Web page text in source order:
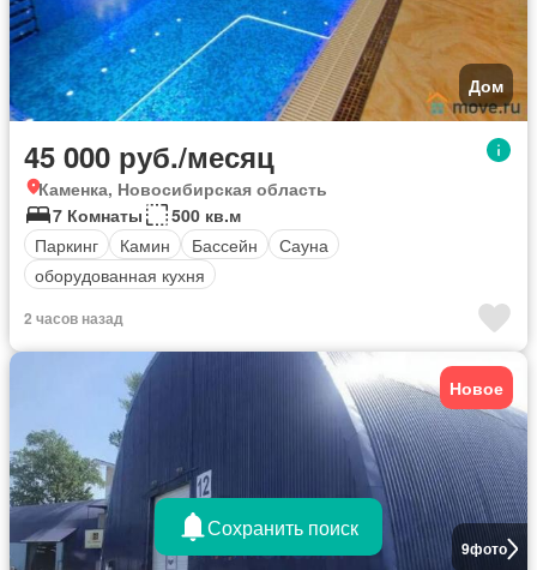
Дом
45 000 руб./месяц
Каменка, Новосибирская область
7 Комнаты
500 кв.м
Паркинг
Камин Бассейн
Сауна
оборудованная кухня
2 часов назад
9фото
Новое
Сохранить поиск